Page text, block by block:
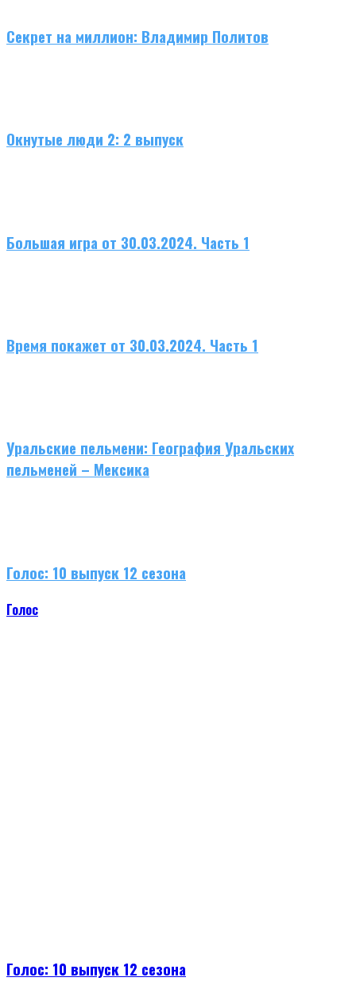
Секрет на миллион: Владимир Политов
Окнутые люди 2: 2 выпуск
Большая игра от 30.03.2024. Часть 1
Время покажет от 30.03.2024. Часть 1
Уральские пельмени: География Уральских
пельменей – Мексика
Голос: 10 выпуск 12 сезона
Голос
Голос: 10 выпуск 12 сезона